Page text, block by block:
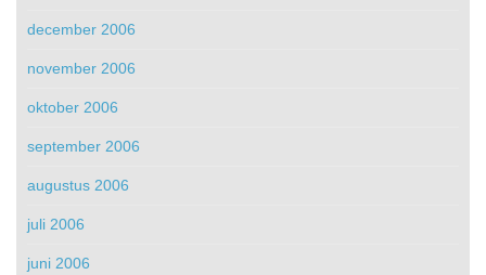
december 2006
november 2006
oktober 2006
september 2006
augustus 2006
juli 2006
juni 2006